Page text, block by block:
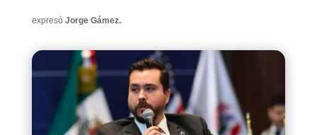
expresó Jorge Gámez.